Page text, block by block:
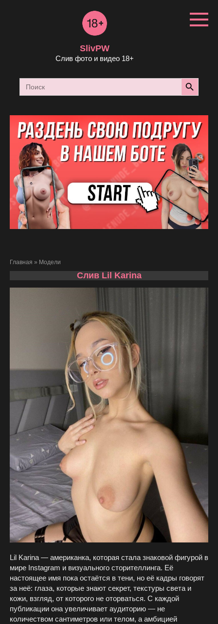
SlivPW
Слив фото и видео 18+
Search
for:
Search Button
Главная » Модели
Слив Lil Karina
Lil Karina — американка, которая стала знаковой фигурой в
мире Instagram и визуального сторителлинга. Её
настоящее имя пока остаётся в тени, но её кадры говорят
за неё: глаза, которые знают секрет, текстуры света и
кожи, взгляд, от которого не оторваться. С каждой
публикации она увеличивает аудиторию — не
количеством сантиметров или телом, а амбицией